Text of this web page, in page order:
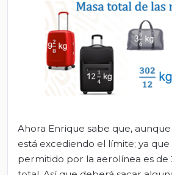
Ahora Enrique sabe que,
está excediendo el límite; ya
permitido por la aerolínea es de